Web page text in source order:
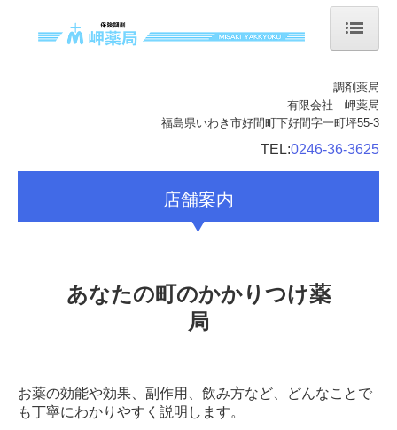
サービス案内
ジェネリック薬について
調剤薬局
有限会社 岬薬局
福島県いわき市好間町下好間字一町坪55-3
TEL:0246-36-3625
店舗案内
あなたの町のかかりつけ薬
局
お薬の効能や効果、副作用、飲み方など、どんなことで
も丁寧にわかりやすく説明します。